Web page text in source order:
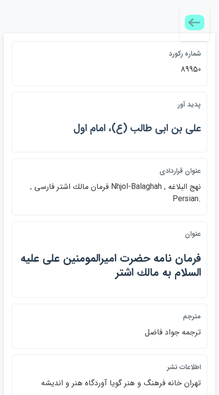
شماره رکورد
89950
پديد آور
علي بن ابي طالب (ع)، امام اول
عنوان قراردادي
نهج البلاغه , Nhjol-Balaghah فرمان مالك اشتر فارسي ,
.Persian
عنوان
فرمان نامه حضرت اميرالمومنين علي عليه
السلام به مالك اشتر
مترجم
ترجمه جواد فاضل
اطلاعات نشر
تهران خانه فرهنگ و هنر گويا آوردگاه هنر و انديشه